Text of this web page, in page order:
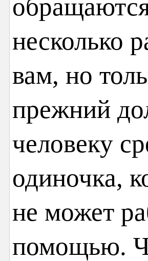
несколько
вам, но
прежний
человеку
одиночка,
не может
помощью.